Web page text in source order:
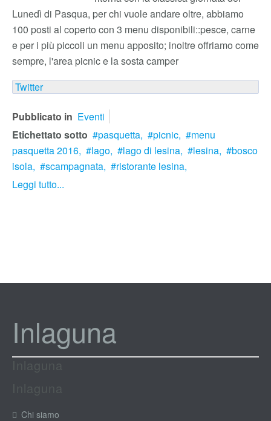
Lunedì di Pasqua, per chi vuole andare oltre, abbiamo
100 posti al coperto con 3 menu disponibili::pesce, carne
e per i più piccoli un menu apposito; inoltre offriamo come
sempre, l'area picnic e la sosta camper
Twitter
Pubblicato in Eventi
Etichettato sotto
pasquetta, picnic,
menu
pasquetta 2016,
lago, lago di lesina, lesina,
bosco
isola,
scampagnata,
ristorante lesina,
Leggi tutto...
Inlaguna
Chi siamo